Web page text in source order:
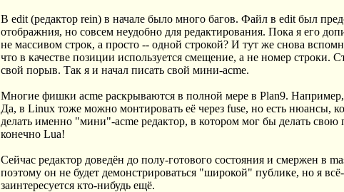
В edit (редактор rein) в начале было много багов. Файл в edit был
отображния, но совсем неудобно для редактирования. Пока я его
не массивом строк, а просто -- одной строкой? И тут же снова
что в качестве позиции используется смещение, а не номер строки.
свой порыв. Так я и начал писать свой мини-acme.
Многие фишки acme раскрываются в полной мере в Plan9.
Да, в Linux тоже можно монтировать её через fuse, но есть нюансы,
делать именно "мини"-acme редактор, в котором мог бы делать
конечно Lua!
Сейчас редактор доведён до полу-готового состояния и смержен в
поэтому он не будет демонстрироваться "широкой" публике, но я
заинтересуется кто-нибудь ещё.